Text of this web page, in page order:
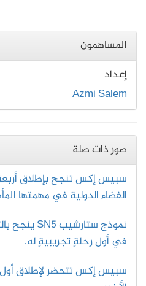
المساهمون
إعداد
Azmi Salem
صور ذات صلة
سبيس إكس تنجح بإطلاق
الفضاء الدولية في مهمتها
في أول رحلةٍ تجريبيةٍ له.